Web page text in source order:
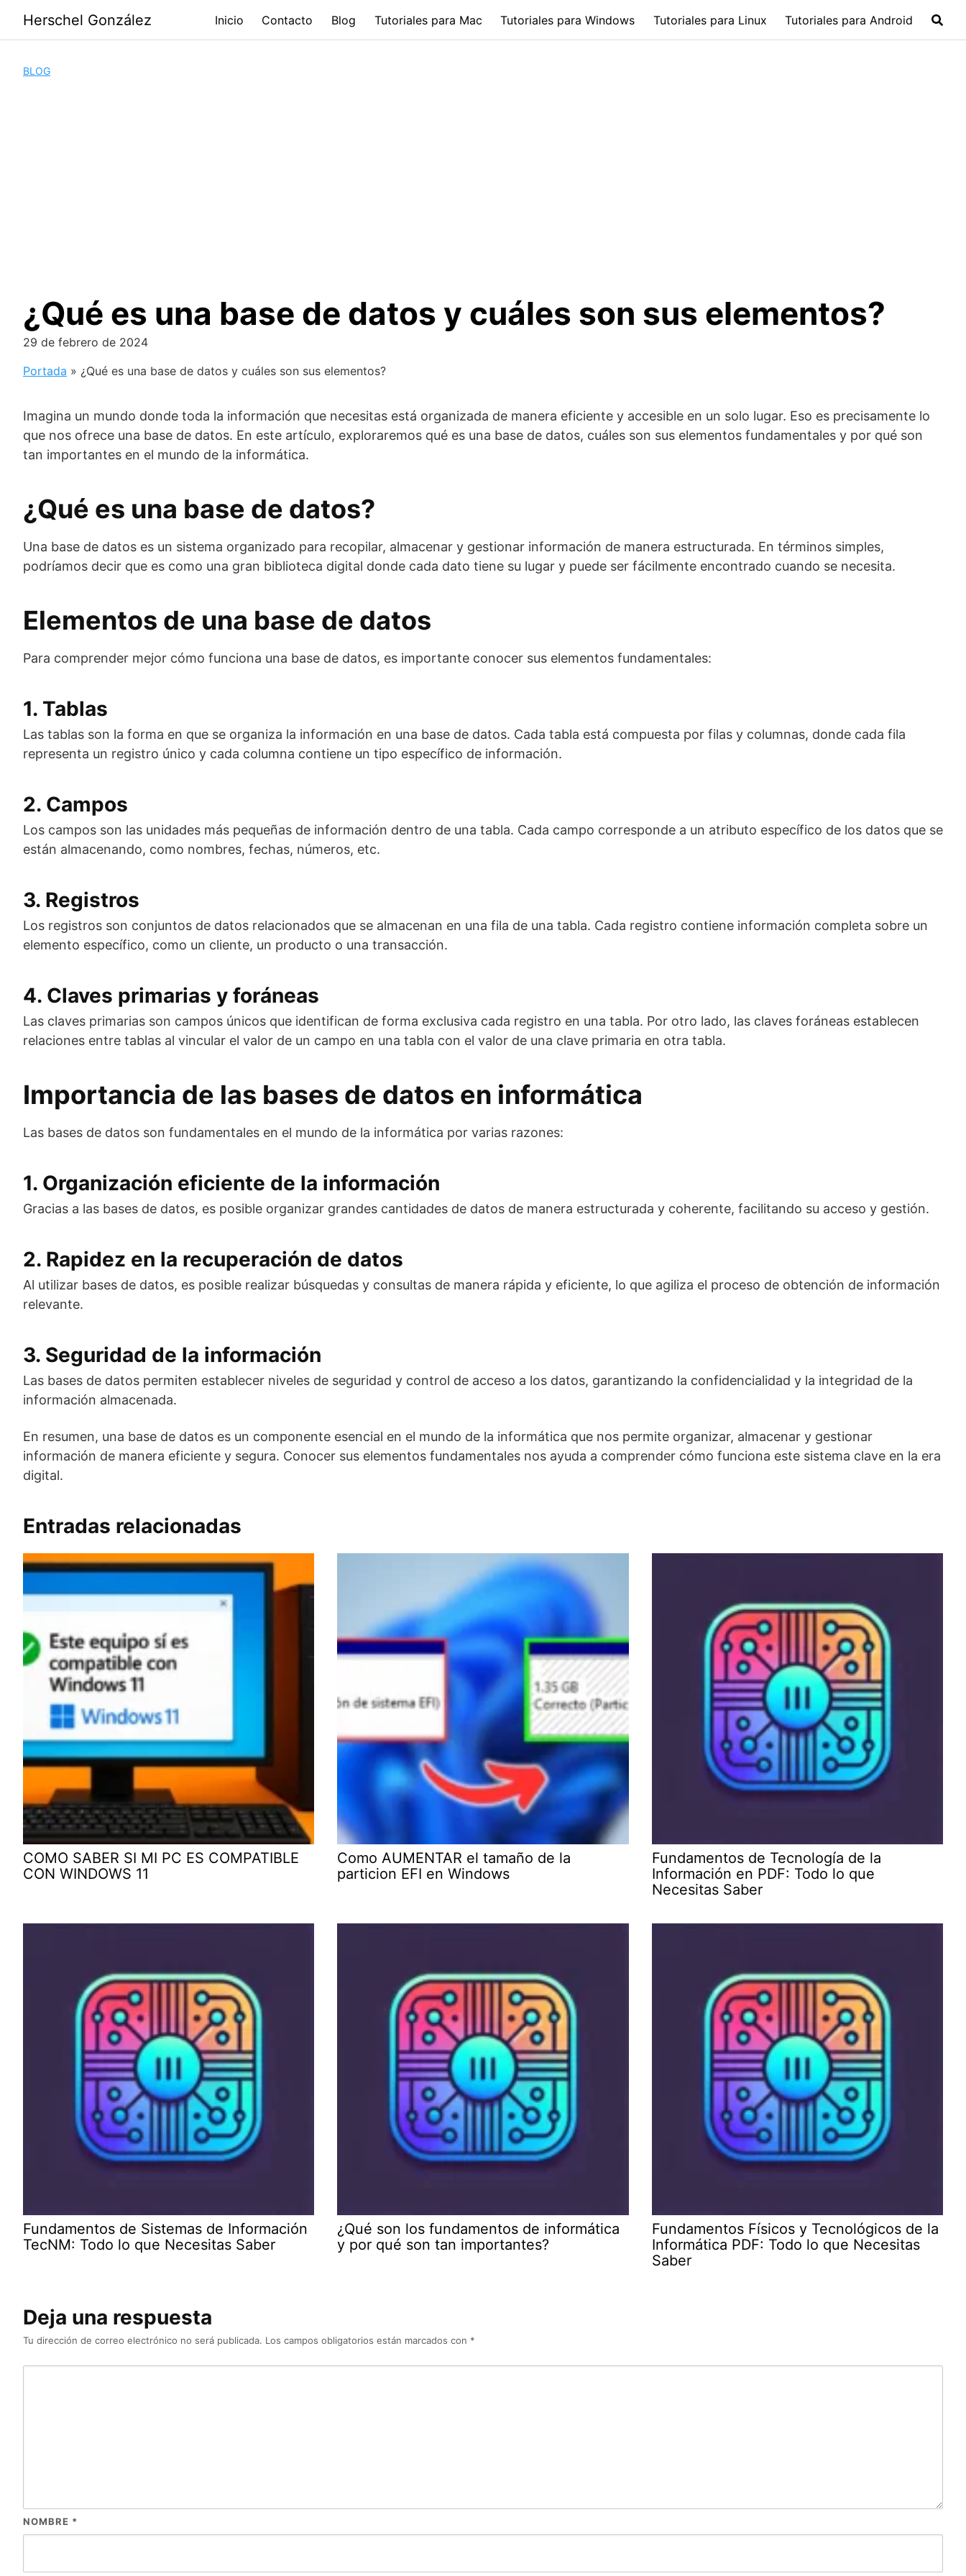
contenido
Herschel González Inicio Contacto Blog Tutoriales para Mac Tutoriales para Windows Tutoriales para Linux Tutoriales para Android
BLOG
¿Qué es una base de datos y cuáles son sus elementos?
29 de febrero de 2024
Portada » ¿Qué es una base de datos y cuáles son sus elementos?
Imagina un mundo donde toda la información que necesitas está organizada de manera eficiente y accesible en un solo lugar. Eso es precisamente lo
que nos ofrece una base de datos. En este artículo, exploraremos qué es una base de datos, cuáles son sus elementos fundamentales y por qué son
tan importantes en el mundo de la informática.
¿Qué es una base de datos?
Una base de datos es un sistema organizado para recopilar, almacenar y gestionar información de manera estructurada. En términos simples,
podríamos decir que es como una gran biblioteca digital donde cada dato tiene su lugar y puede ser fácilmente encontrado cuando se necesita.
Elementos de una base de datos
Para comprender mejor cómo funciona una base de datos, es importante conocer sus elementos fundamentales:
1. Tablas
Las tablas son la forma en que se organiza la información en una base de datos. Cada tabla está compuesta por filas y columnas, donde cada fila
representa un registro único y cada columna contiene un tipo específico de información.
2. Campos
Los campos son las unidades más pequeñas de información dentro de una tabla. Cada campo corresponde a un atributo específico de los datos que se
están almacenando, como nombres, fechas, números, etc.
3. Registros
Los registros son conjuntos de datos relacionados que se almacenan en una fila de una tabla. Cada registro contiene información completa sobre un
elemento específico, como un cliente, un producto o una transacción.
4. Claves primarias y foráneas
Las claves primarias son campos únicos que identifican de forma exclusiva cada registro en una tabla. Por otro lado, las claves foráneas establecen
relaciones entre tablas al vincular el valor de un campo en una tabla con el valor de una clave primaria en otra tabla.
Importancia de las bases de datos en informática
Las bases de datos son fundamentales en el mundo de la informática por varias razones:
1. Organización eficiente de la información
Gracias a las bases de datos, es posible organizar grandes cantidades de datos de manera estructurada y coherente, facilitando su acceso y gestión.
2. Rapidez en la recuperación de datos
Al utilizar bases de datos, es posible realizar búsquedas y consultas de manera rápida y eficiente, lo que agiliza el proceso de obtención de información
relevante.
3. Seguridad de la información
Las bases de datos permiten establecer niveles de seguridad y control de acceso a los datos, garantizando la confidencialidad y la integridad de la
información almacenada.
En resumen, una base de datos es un componente esencial en el mundo de la informática que nos permite organizar, almacenar y gestionar
información de manera eficiente y segura. Conocer sus elementos fundamentales nos ayuda a comprender cómo funciona este sistema clave en la era
digital.
Entradas relacionadas
COMO SABER SI MI PC ES COMPATIBLE
CON WINDOWS 11
Como AUMENTAR el tamaño de la
particion EFI en Windows
Fundamentos de Tecnología de la
Información en PDF: Todo lo que
Necesitas Saber
Fundamentos de Sistemas de Información
TecNM: Todo lo que Necesitas Saber
¿Qué son los fundamentos de informática
y por qué son tan importantes?
Fundamentos Físicos y Tecnológicos de la
Informática PDF: Todo lo que Necesitas
Saber
Deja una respuesta
Tu dirección de correo electrónico no será publicada. Los campos obligatorios están marcados con *
NOMBRE *